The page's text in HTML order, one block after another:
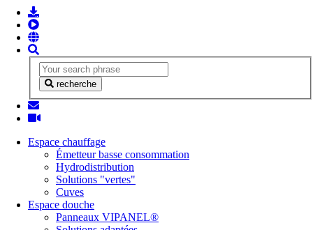
recherche
Espace chauffage
Émetteur basse consommation
Hydrodistribution
Solutions "vertes"
Cuves
Espace douche
Panneaux VIPANEL®